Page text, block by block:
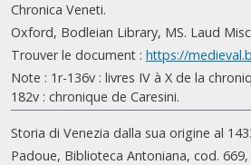
Chronica Veneti.
Oxford, Bodleian Library, MS. Laud
Trouver le document : https://
Note : 1r-136v : livres IV à X de la
182v : chronique de Caresini.
Storia di Venezia dalla sua origine al
Padoue, Biblioteca Antoniana, cod. 669,